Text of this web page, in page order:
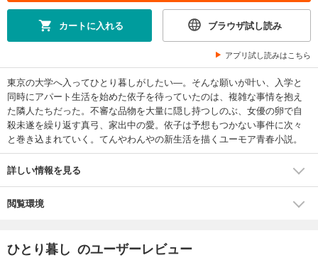
カートに入れる ブラウザ試し読み
アプリ試し読みはこちら
東京の大学へ入ってひとり暮しがしたい―。そんな願いが叶い、入学と
同時にアパート生活を始めた依子を待っていたのは、複雑な事情を抱え
た隣人たちだった。不審な品物を大量に隠し持つしのぶ、女優の卵で自
殺未遂を繰り返す真弓、家出中の愛。依子は予想もつかない事件に次々
と巻き込まれていく。てんやわんやの新生活を描くユーモア青春小説。
詳しい情報を見る
閲覧環境
ひとり暮し のユーザーレビュー